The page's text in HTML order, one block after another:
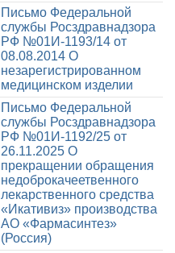
Письмо Федеральной
службы Росздравнадзора
РФ №01И-1193/14 от
08.08.2014 О
незарегистрированном
медицинском изделии
Письмо Федеральной
службы Росздравнадзора
РФ №01И-1192/25 от
26.11.2025 О
прекращении обращения
недоброкачеетвенного
лекарственного средства
«Икативиз» производства
АО «Фармасинтез»
(Россия)